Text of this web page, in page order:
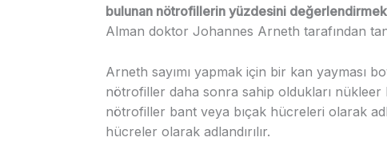
bulunan nötrofillerin yüzdesini değerlendirmek
Alman doktor Johannes Arneth tarafından
Arneth sayımı yapmak için bir kan yayması
nötrofiller daha sonra sahip oldukları nükleer
nötrofiller bant veya bıçak hücreleri olarak
hücreler olarak adlandırılır.